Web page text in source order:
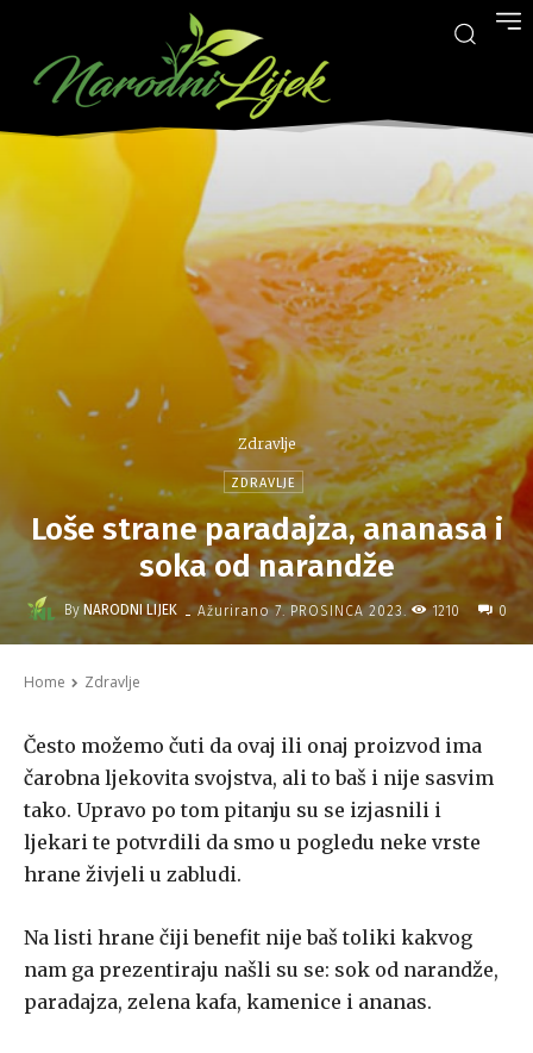
Zdravlje
ZDRAVLJE
Loše strane paradajza, ananasa i
soka od narandže
By NARODNI LIJEK - Ažurirano 7. PROSINCA 2023. 1210 0
Home Zdravlje
Često možemo čuti da ovaj ili onaj proizvod ima
čarobna ljekovita svojstva, ali to baš i nije sasvim
tako. Upravo po tom pitanju su se izjasnili i
ljekari te potvrdili da smo u pogledu neke vrste
hrane živjeli u zabludi.
Na listi hrane čiji benefit nije baš toliki kakvog
nam ga prezentiraju našli su se: sok od narandže,
paradajza, zelena kafa, kamenice i ananas.